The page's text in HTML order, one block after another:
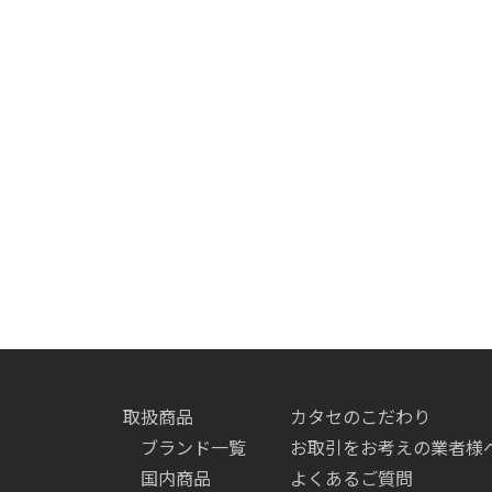
取扱商品
ブランド一覧
国内商品
カタセのこだわり
お取引をお考えの業者様
よくあるご質問